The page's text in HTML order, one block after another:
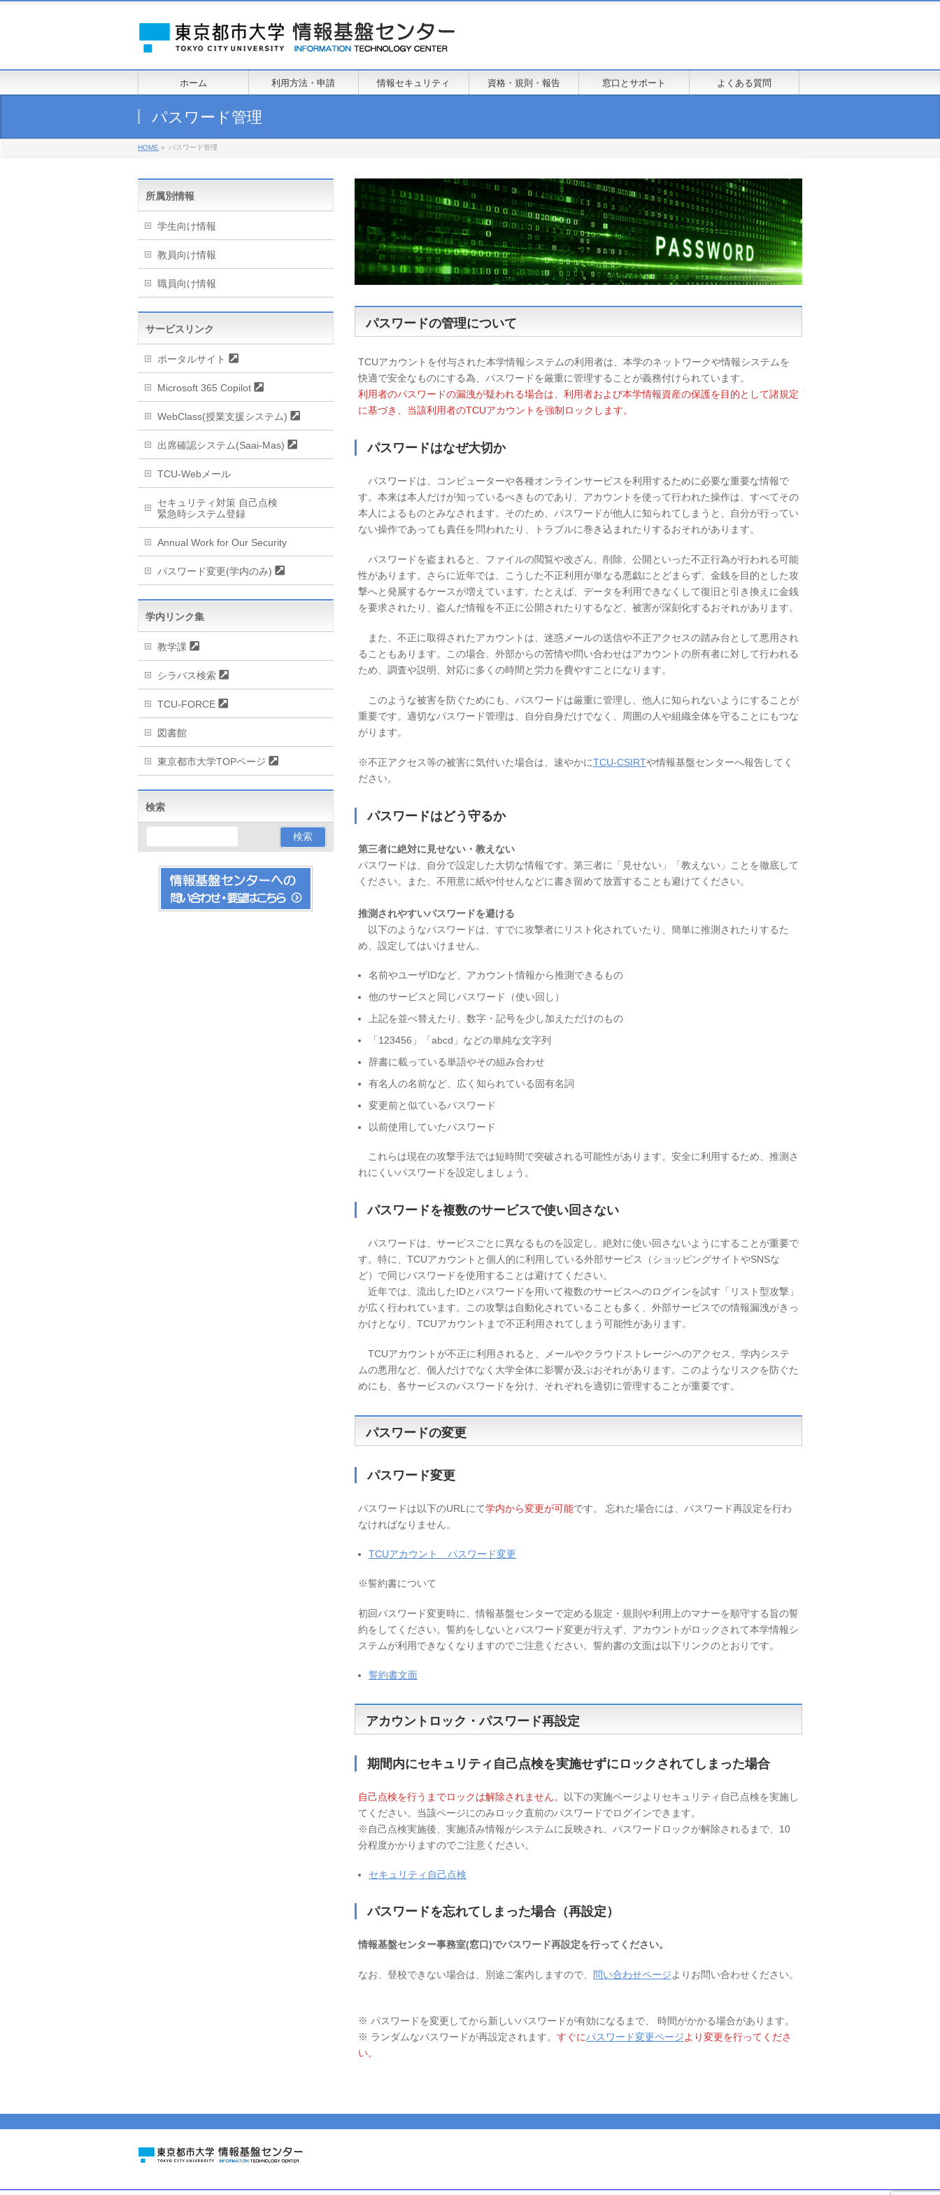
ホーム 利用方法・申請 情報セキュリティ 資格・規則・報告 窓口とサポート よくある質問
パスワード管理
HOME » パスワード管理
パスワードの管理について
TCUアカウントを付与された本学情報システムの利用者は、本学のネットワークや情報システムを
快適で安全なものにする為、パスワードを厳重に管理することが義務付けられています。
利用者のパスワードの漏洩が疑われる場合は、利用者および本学情報資産の保護を目的として諸規定
に基づき、当該利用者のTCUアカウントを強制ロックします。
パスワードはなぜ大切か
パスワードは、コンピューターや各種オンラインサービスを利用するために必要な重要な情報で
す。本来は本人だけが知っているべきものであり、アカウントを使って行われた操作は、すべてその
本人によるものとみなされます。そのため、パスワードが他人に知られてしまうと、自分が行ってい
ない操作であっても責任を問われたり、トラブルに巻き込まれたりするおそれがあります。
パスワードを盗まれると、ファイルの閲覧や改ざん、削除、公開といった不正行為が行われる可能
性があります。さらに近年では、こうした不正利用が単なる悪戯にとどまらず、金銭を目的とした攻
撃へと発展するケースが増えています。たとえば、データを利用できなくして復旧と引き換えに金銭
を要求されたり、盗んだ情報を不正に公開されたりするなど、被害が深刻化するおそれがあります。
また、不正に取得されたアカウントは、迷惑メールの送信や不正アクセスの踏み台として悪用され
ることもあります。この場合、外部からの苦情や問い合わせはアカウントの所有者に対して行われる
ため、調査や説明、対応に多くの時間と労力を費やすことになります。
このような被害を防ぐためにも、パスワードは厳重に管理し、他人に知られないようにすることが
重要です。適切なパスワード管理は、自分自身だけでなく、周囲の人や組織全体を守ることにもつな
がります。
※不正アクセス等の被害に気付いた場合は、速やかにTCU-CSIRTや情報基盤センターへ報告してく
ださい。
パスワードはどう守るか
第三者に絶対に見せない・教えない
パスワードは、自分で設定した大切な情報です。第三者に「見せない」「教えない」ことを徹底して
ください。また、不用意に紙や付せんなどに書き留めて放置することも避けてください。
推測されやすいパスワードを避ける
以下のようなパスワードは、すでに攻撃者にリスト化されていたり、簡単に推測されたりするた
め、設定してはいけません。
名前やユーザIDなど、アカウント情報から推測できるもの
他のサービスと同じパスワード（使い回し）
上記を並べ替えたり、数字・記号を少し加えただけのもの
「123456」「abcd」などの単純な文字列
辞書に載っている単語やその組み合わせ
有名人の名前など、広く知られている固有名詞
変更前と似ているパスワード
以前使用していたパスワード
これらは現在の攻撃手法では短時間で突破される可能性があります。安全に利用するため、推測さ
れにくいパスワードを設定しましょう。
パスワードを複数のサービスで使い回さない
パスワードは、サービスごとに異なるものを設定し、絶対に使い回さないようにすることが重要で
す。特に、TCUアカウントと個人的に利用している外部サービス（ショッピングサイトやSNSな
ど）で同じパスワードを使用することは避けてください。
近年では、流出したIDとパスワードを用いて複数のサービスへのログインを試す「リスト型攻撃」
が広く行われています。この攻撃は自動化されていることも多く、外部サービスでの情報漏洩がきっ
かけとなり、TCUアカウントまで不正利用されてしまう可能性があります。
TCUアカウントが不正に利用されると、メールやクラウドストレージへのアクセス、学内システ
ムの悪用など、個人だけでなく大学全体に影響が及ぶおそれがあります。このようなリスクを防ぐた
めにも、各サービスのパスワードを分け、それぞれを適切に管理することが重要です。
パスワードの変更
パスワード変更
パスワードは以下のURLにて学内から変更が可能です。 忘れた場合には、パスワード再設定を行わ
なければなりません。
TCUアカウント パスワード変更
※誓約書について
初回パスワード変更時に、情報基盤センターで定める規定・規則や利用上のマナーを順守する旨の誓
約をしてください。誓約をしないとパスワード変更が行えず、アカウントがロックされて本学情報シ
ステムが利用できなくなりますのでご注意ください。誓約書の文面は以下リンクのとおりです。
誓約書文面
アカウントロック・パスワード再設定
期間内にセキュリティ自己点検を実施せずにロックされてしまった場合
自己点検を行うまでロックは解除されません。
以下の実施ページよりセキュリティ自己点検を実施し
てください。当該ページにのみロック直前のパスワードでログインできます。
※自己点検実施後、実施済み情報がシステムに反映され、パスワードロックが解除されるまで、10
分程度かかりますのでご注意ください。
セキュリティ自己点検
パスワードを忘れてしまった場合（再設定）
情報基盤センター事務室(窓口)でパスワード再設定を行ってください。
なお、登校できない場合は、別途ご案内しますので、 問い合わせページよりお問い合わせください。
※ パスワードを変更してから新しいパスワードが有効になるまで、 時間がかかる場合があります。
※ ランダムなパスワードが再設定されます。 すぐにパスワード変更ページより変更を行ってくださ
い。
所属別情報
学生向け情報
教員向け情報
職員向け情報
サービスリンク
ポータルサイト
Microsoft 365 Copilot
WebClass(授業支援システム)
出席確認システム(Saai-Mas)
TCU-Webメール
セキュリティ対策 自己点検
緊急時システム登録
Annual Work for Our Security
パスワード変更(学内のみ)
学内リンク集
教学課
シラバス検索
TCU-FORCE
図書館
東京都市大学TOPページ
検索